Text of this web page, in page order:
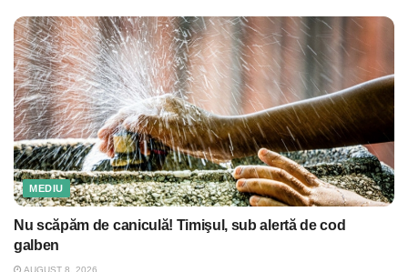
MEDIU
Nu scăpăm de caniculă! Timişul, sub alertă de cod
galben